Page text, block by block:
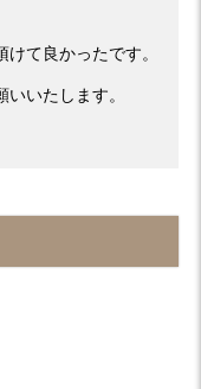
て良かったです。
いたします。